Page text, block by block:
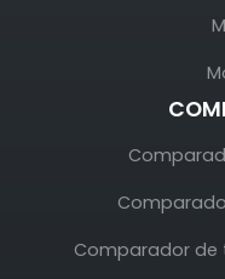
Comparador de